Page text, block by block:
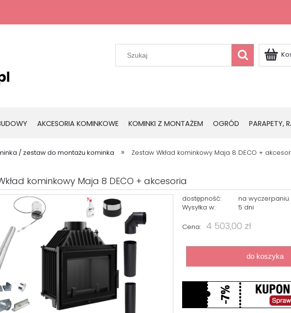
AKCESORIA KOMINKOWE KOMINKI Z MONTAŻEM OGRÓD PARAPETY,
/ zestaw do montażu kominka » Zestaw Wkład kominkowy Maja 8 DECO +
kominkowy Maja 8 DECO + akcesoria
dostępność:
na wyczerpaniu
Wysyłka w:
5 dni
Cena: 4 503,00 zł
do koszyka